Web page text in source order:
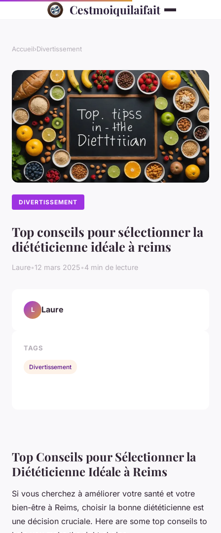
Cestmoiquilaifait
Accueil›Divertissement
DIVERTISSEMENT
Top conseils pour sélectionner la
diététicienne idéale à reims
Laure•12 mars 2025•4 min de lecture
Top Conseils pour Sélectionner la
Diététicienne Idéale à Reims
Si vous cherchez à améliorer votre santé et votre
bien-être à Reims, choisir la bonne diététicienne est
une décision cruciale. Here are some top conseils to
L Laure
TAGS
Divertissement